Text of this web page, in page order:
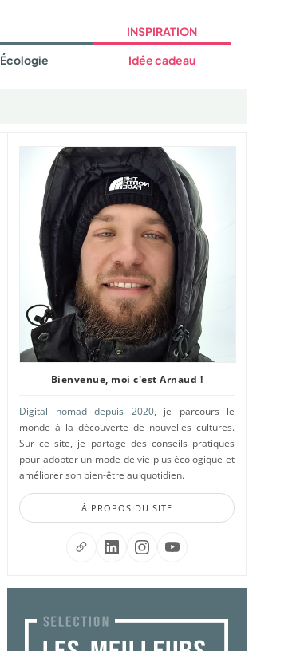
Écologie
INSPIRATION
Idée cadeau
Bienvenue, moi c'est Arnaud !
Digital nomad depuis 2020, je parcours le
monde à la découverte de nouvelles cultures.
Sur ce site, je partage des conseils pratiques
pour adopter un mode de vie plus écologique et
améliorer son bien-être au quotidien.
À PROPOS DU SITE